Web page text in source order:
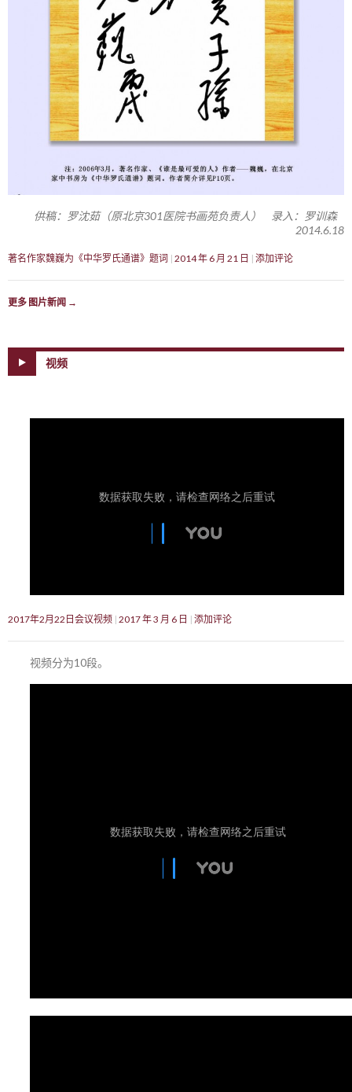
供稿：罗沈茹（原北京301医院书画苑负责人） 录入：罗训森
2014.6.18
著名作家魏巍为《中华罗氏通谱》题词 2014 年 6 月 21 日 添加评论
更多 图片新闻 →
视频
2017年2月22日会议视频 2017 年 3 月 6 日 添加评论
视频分为10段。